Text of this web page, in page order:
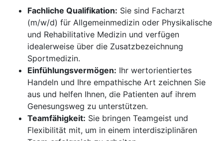
Fachliche Qualifikation: Sie sind Facharzt
(m/w/d) für Allgemeinmedizin oder Physikalische
und Rehabilitative Medizin und verfügen
idealerweise über die Zusatzbezeichnung
Sportmedizin.
Einfühlungsvermögen: Ihr wertorientiertes
Handeln und Ihre empathische Art zeichnen Sie
aus und helfen Ihnen, die Patienten auf ihrem
Genesungsweg zu unterstützen.
Teamfähigkeit: Sie bringen Teamgeist und
Flexibilität mit, um in einem interdisziplinären